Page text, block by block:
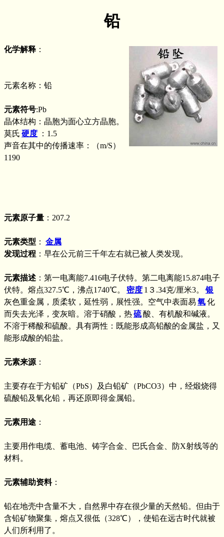
铅
化学解释 ：
元素名称：铅
元素符号:Pb
晶体结构：晶胞为面心立方晶胞。
莫氏 硬度 ：1.5
声音在其中的传播速率：（m/S）
1190
元素原子量 ：207.2
元素类型 ： 金属
发现过程 ：早在公元前三千年左右就已被人类发现。
元素描述 ：第一电离能7.416电子伏特。第二电离能15.874电子
伏特。熔点327.5℃，沸点1740℃。
密度 1３.34克/厘米3。
银
灰色重金属，质柔软，延性弱，展性强。空气中表面易 氧化
而失去光泽，变灰暗。溶于硝酸，热硫酸、有机酸和碱液。
不溶于稀酸和硫酸。具有两性：既能形成高铅酸的金属盐，又
能形成酸的铅盐。
元素来源 ：
主要存在于方铅矿（PbS）及白铅矿（PbCO3）中，经煅烧得
硫酸铅及氧化铅，再还原即得金属铅。
元素用途 ：
主要用作电缆、蓄电池、铸字合金、巴氏合金、防X射线等的
材料。
元素辅助资料：
铅在地壳中含量不大，自然界中存在很少量的天然铅。但由于
含铅矿物聚集，熔点又很低（328℃），使铅在远古时代就被
人们所利用了。